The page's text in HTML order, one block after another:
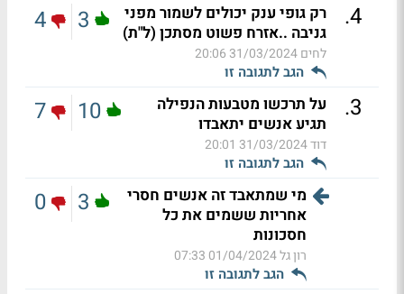
4
.
רק גופי ענק יכולים לשמור מפני
גניבה ..אזרח פשוט מסתכן (ל"ת)
לחים31/03/2024 20:06
הגב לתגובה זו
3
4
3
.
על תרכשו מטבעות הנפילה
תגיע אנשים יתאבדו
דוד31/03/2024 20:01
הגב לתגובה זו
10
7
מי שמתאבד זה אנשים חסרי
אחריות ששמים את כל
חסכונות
רון גל01/04/2024 07:33
הגב לתגובה זו
3
0